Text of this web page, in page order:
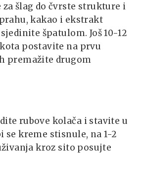
šlag do čvrste strukture i
kakao i ekstrakt
špatulom. Još 10-12
postavite na prvu
premažite drugom
rubove kolača i stavite u
se kreme stisnule, na 1-2
kroz sito posujte